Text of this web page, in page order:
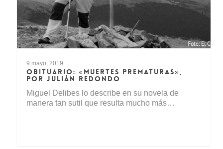
9 mayo, 2019
OBITUARIO: «MUERTES PREMATURAS»,
POR JULIÁN REDONDO
Miguel Delibes lo describe en su novela de
manera tan sutil que resulta mucho más…